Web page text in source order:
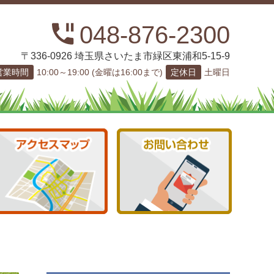
048-876-2300
〒336-0926 埼玉県さいたま市緑区東浦和5-15-9
業時間 10:00～19:00 (金曜は16:00まで) 定休日 土曜日